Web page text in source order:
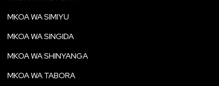
MKOA WA SIMIYU
MKOA WA SINGIDA
MKOA WA SHINYANGA
MKOA WA TABORA